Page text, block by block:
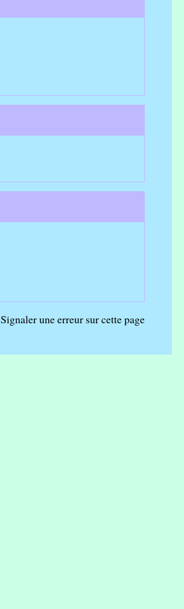
Signaler une erreur sur cette page